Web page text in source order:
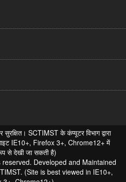
SCTIMST के कंप्यूटर विभाग द्वारा
IE10+, Firefox 3+, Chrome12+ में
रूप से देखी जा सकती है)
Developed and Maintained
(Site is best viewed in IE10+,